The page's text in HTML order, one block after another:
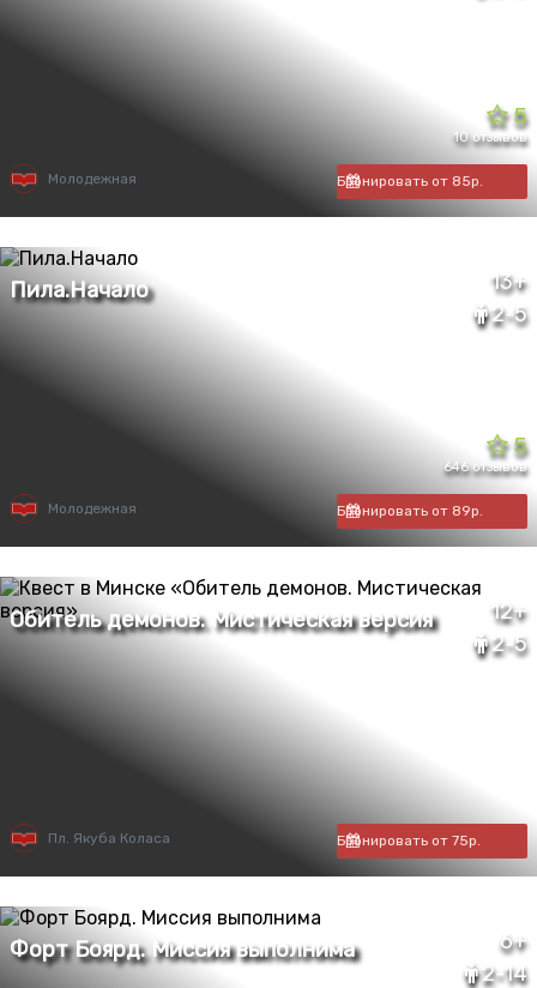
5
10 отзывов
Молодежная Бронировать от 85р.
13+
2-5
5
646 отзывов
Молодежная Бронировать от 89р.
12+
2-5
Пл. Якуба Коласа Бронировать от 75р.
6+
2-14